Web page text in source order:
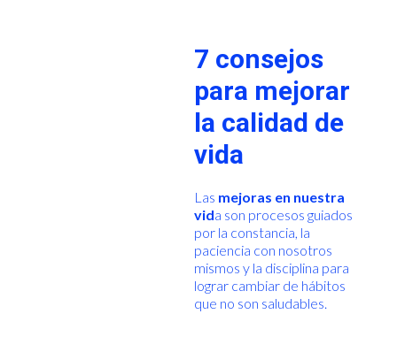
7 consejos
para mejorar
la calidad de
vida
Las mejoras en nuestra
vida son procesos guiados
por la constancia, la
paciencia con nosotros
mismos y la disciplina para
lograr cambiar de hábitos
que no son saludables.